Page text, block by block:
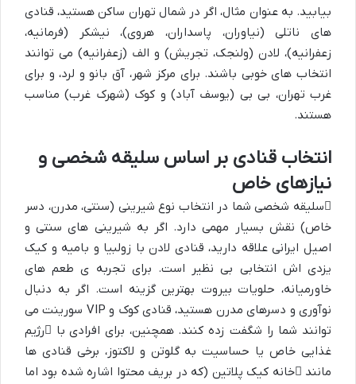
بیابید. به عنوان مثال، اگر در شمال تهران ساکن هستید، قنادی
های ناتلی (نیاوران، پاسداران، هروی)، نیشکر (فرمانیه،
زعفرانیه)، لادن (ولنجک، تجریش) و الف (زعفرانیه) می توانند
انتخاب های خوبی باشند. برای مرکز شهر، آق بانو و لرد، و برای
غرب تهران، بی بی (یوسف آباد) و کوک (شهرک غرب) مناسب
هستند.
انتخاب قنادی بر اساس سلیقه شخصی و
نیازهای خاص
سلیقه شخصیشما در انتخاب نوع شیرینی (سنتی، مدرن، دسر
خاص) نقش بسیار مهمی دارد. اگر به شیرینی های سنتی و
اصیل ایرانی علاقه دارید، قنادی لادن با زولبیا و بامیه و کیک
یزدی اش انتخابی بی نظیر است. برای تجربه ی طعم های
خاورمیانه، حلویات بیروت بهترین گزینه است. اگر به دنبال
نوآوری و دسرهای مدرن هستید، قنادی کوک و VIP سورینت می
توانند شما را شگفت زده کنند. همچنین، برای افرادی با
رژیم
غذایی خاصیا حساسیت به گلوتن و لاکتوز، برخی قنادی ها
مانند
خانه کیک پلاتین (که در بریف محتوا اشاره شده بود اما